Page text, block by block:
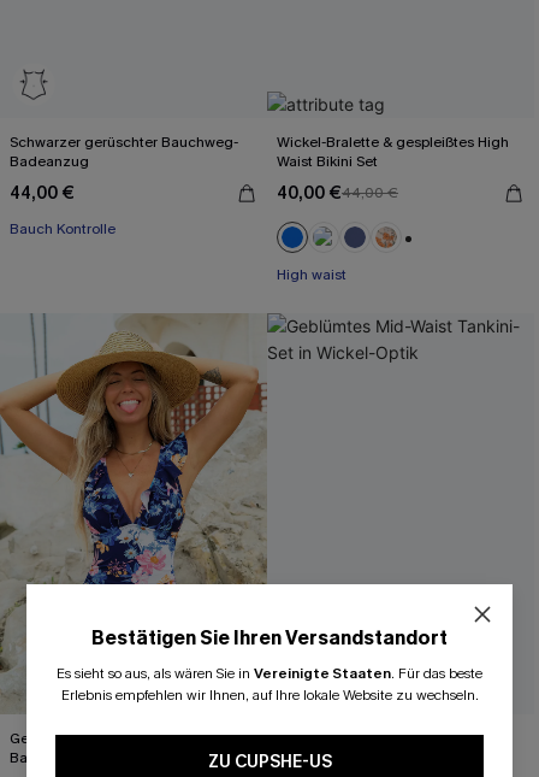
Schwarzer gerüschter Bauchweg-
Badeanzug
44,00 €
Bauch Kontrolle
Wickel-Bralette & gespleißtes High
Waist Bikini Set
40,00 €44,00 €
High waist
Gerüschter Floraler Blauer
Badeanzug mit Rückenausschnitt
Geblümtes Mid-Waist Tankini-Set in
Wickel-Optik
Bestätigen Sie Ihren Versandstandort
Es sieht so aus, als wären Sie in Vereinigte Staaten. Für das beste
Erlebnis empfehlen wir Ihnen, auf Ihre lokale Website zu wechseln.
ZU CUPSHE-US